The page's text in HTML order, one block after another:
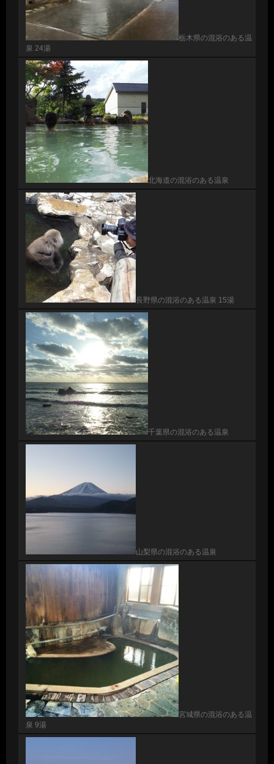
栃木県の混浴のある温
泉 24湯
北海道の混浴のある温泉
長野県の混浴のある温泉 15湯
千葉県の混浴のある温泉
山梨県の混浴のある温泉
宮城県の混浴のある温
泉 9湯